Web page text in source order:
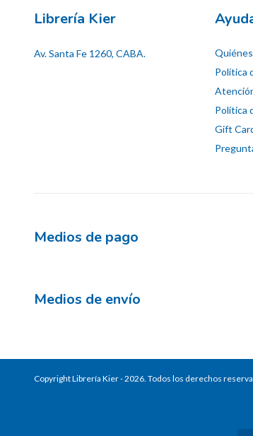
Librería Kier
Av. Santa Fe 1260, CABA.
Política
Política
Gift
Medios de pago
Medios de envío
Copyright Librería Kier - 2026. Todos los derechos